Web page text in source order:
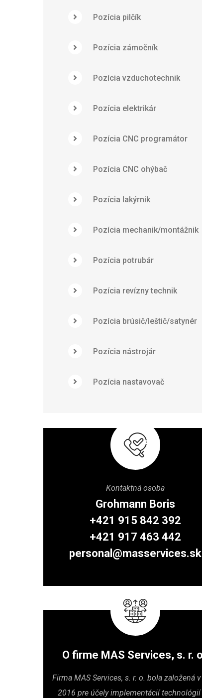
Pozícia pilčík
Pozícia zámočník
Pozícia vzduchotechnik
Pozícia elektrikár
Pozícia CNC programátor
Pozícia CNC ohýbač
Pozícia lakýrnik
Pozícia mechanik/montážnik
Pozícia potrubár
Pozícia revízny technik
Pozícia brúsič/leštič/satynér
Pozícia nástrojár
Pozícia nastavovač
Kontaktná osoba
Grohmann Boris
+421 915 842 392
+421 917 463 442
personal@masservices.sk
O firme MAS Services, s. r.
Firma MAS Services, s. r. o. bola založená
2016 pre účely implementácií technológií